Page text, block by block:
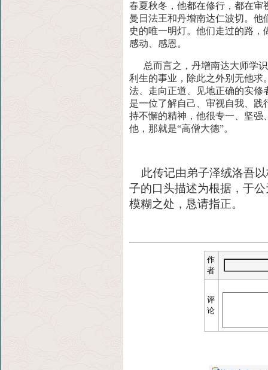
春夏秋冬，他都在修行，都在审
曼日法王和丹增南达仁波切。
史的唯一明灯。他们走过的路
感动、感恩。
总而言之，丹增南达大师学识
利生的事业，除此之外别无他求
法、走向正道、见地正确的实修
是一位了解自己、审视自我、
持不懈的精神，他很专一、坚强
他，那就是“高僧大德”。
此传记由弟子泽绒洛吾以
子的口头描述为根据，于
模糊之处，恳请指正。